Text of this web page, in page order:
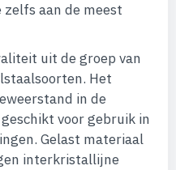
aan de meest
uit de groep van
Het
in de
voor gebruik in
Gelast materiaal
interkristallijne